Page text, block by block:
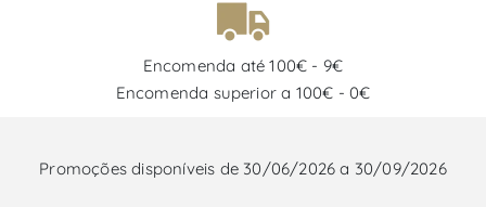
Encomenda até 100€ - 9€
Encomenda superior a 100€ - 0€
Promoções disponíveis de 30/06/2026 a 30/09/2026